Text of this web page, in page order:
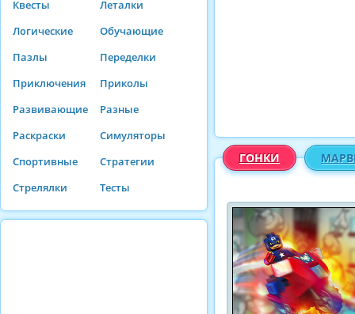
Квесты
Леталки
Логические
Обучающие
Пазлы
Переделки
Приключения
Приколы
Развивающие
Разные
Раскраски
Симуляторы
Спортивные
Стратегии
Стрелялки
Тесты
ГОНКИ